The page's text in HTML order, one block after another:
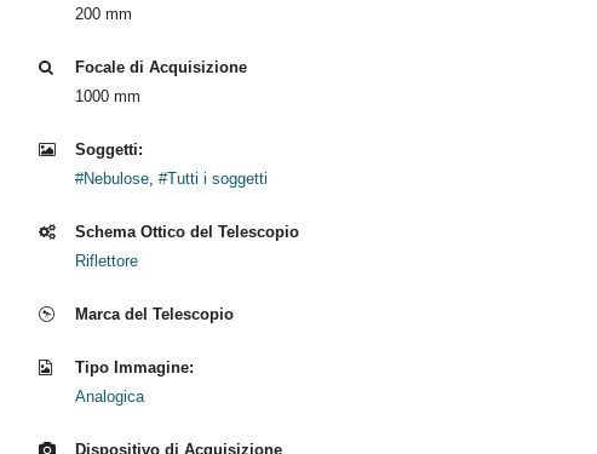
200 mm
Focale di Acquisizione
1000 mm
Soggetti:
#Nebulose, #Tutti i soggetti
Schema Ottico del Telescopio
Riflettore
Marca del Telescopio
Tipo Immagine:
Analogica
Dispositivo di Acquisizione